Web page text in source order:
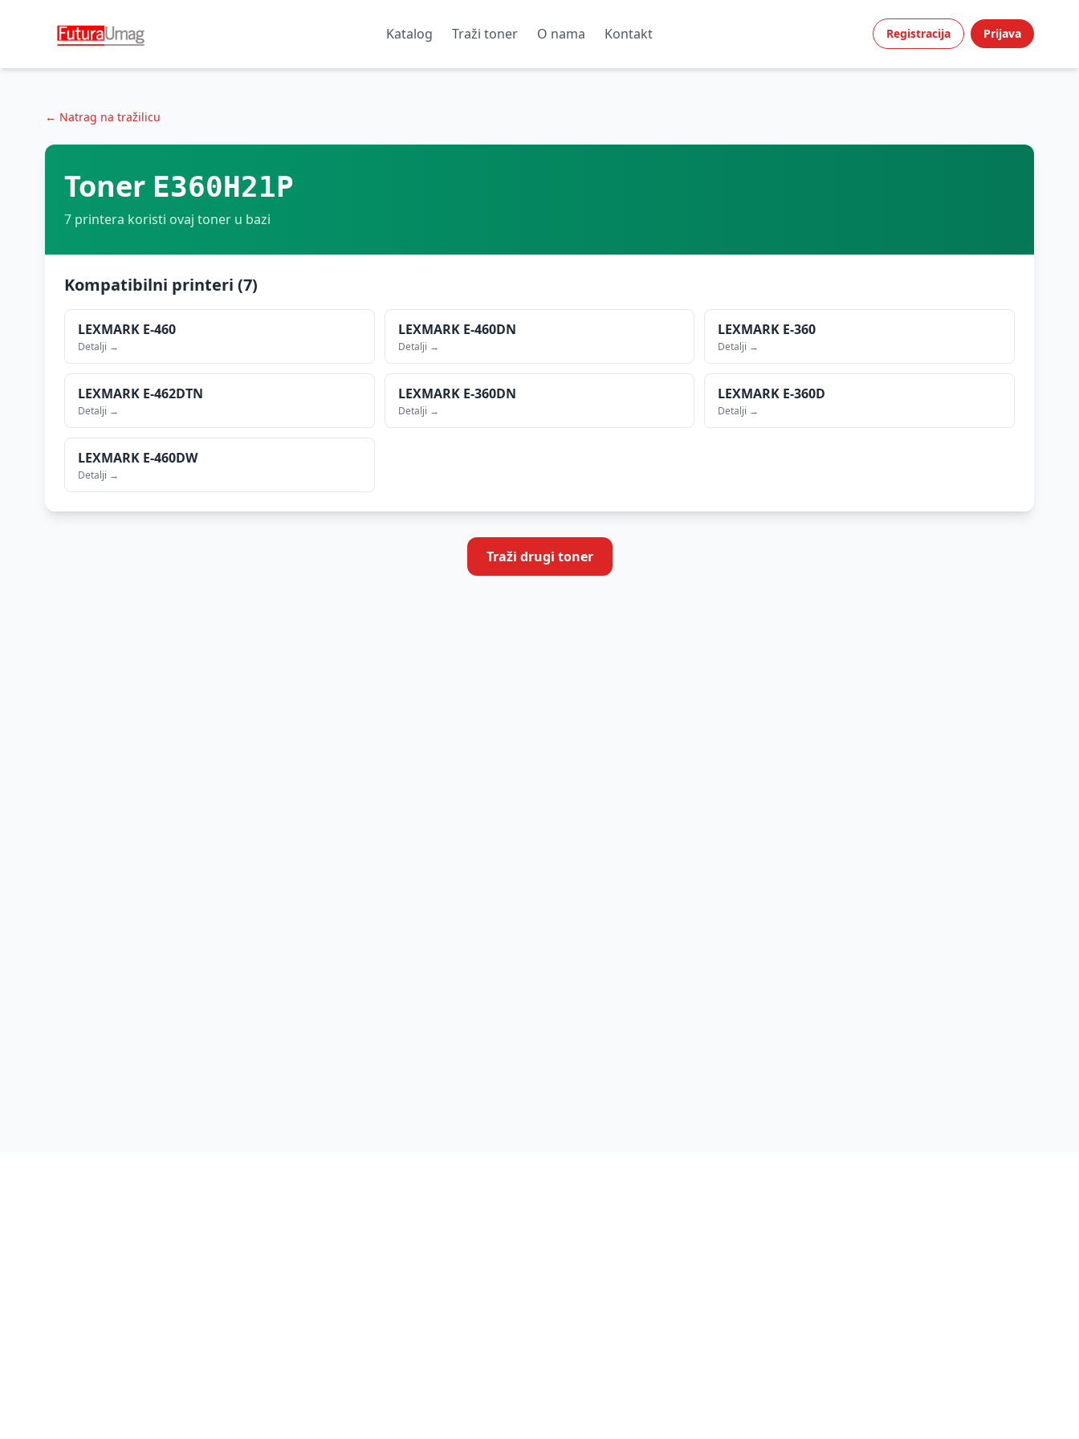
Katalog Traži toner O nama Kontakt Registracija Prijava
← Natrag na tražilicu
Toner E360H21P
7 printera koristi ovaj toner u bazi
Kompatibilni printeri (7)
LEXMARK E-460
Detalji →
LEXMARK E-460DN
Detalji →
LEXMARK E-360
Detalji →
LEXMARK E-462DTN
Detalji →
LEXMARK E-360DN
Detalji →
LEXMARK E-360D
Detalji →
LEXMARK E-460DW
Detalji →
Traži drugi toner